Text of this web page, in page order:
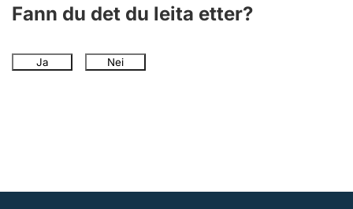
Fann du det du leita etter?
Ja Nei